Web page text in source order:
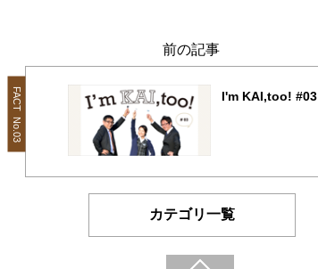
前の記事
I'm KAI,too! #03
FACT No.03
カテゴリ一覧